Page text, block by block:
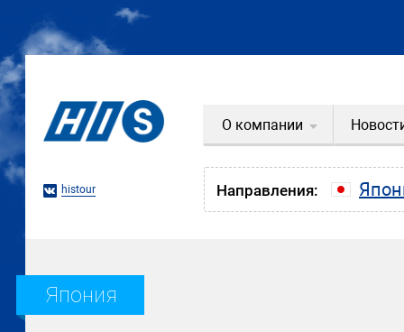
О компании
histour Направления:
Япония